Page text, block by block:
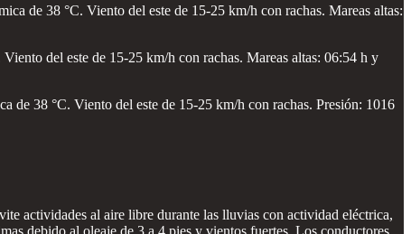
de 38 °C. Viento del este de 15-25 km/h con rachas. Mareas altas:
del este de 15-25 km/h con rachas. Mareas altas: 06:54 h y
de 38 °C. Viento del este de 15-25 km/h con rachas. Presión: 1016
actividades al aire libre durante las lluvias con actividad eléctrica,